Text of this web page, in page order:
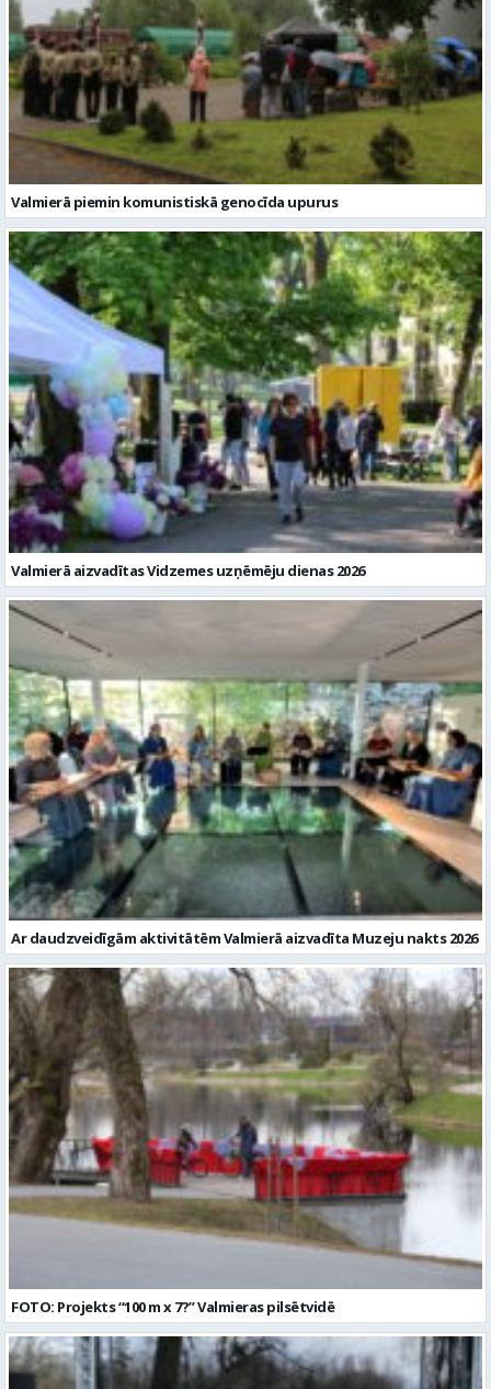
Valmierā piemin komunistiskā genocīda upurus
Valmierā aizvadītas Vidzemes uzņēmēju dienas 2026
Ar daudzveidīgām aktivitātēm Valmierā aizvadīta Muzeju nakts 2026
FOTO: Projekts “100 m x 7?” Valmieras pilsētvidē